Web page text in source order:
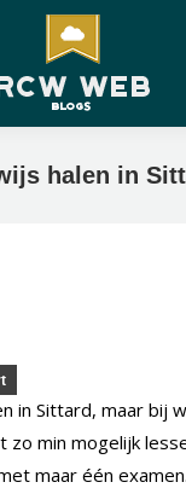
halen in
in Sittard, maar bij
zo min mogelijk
maar één